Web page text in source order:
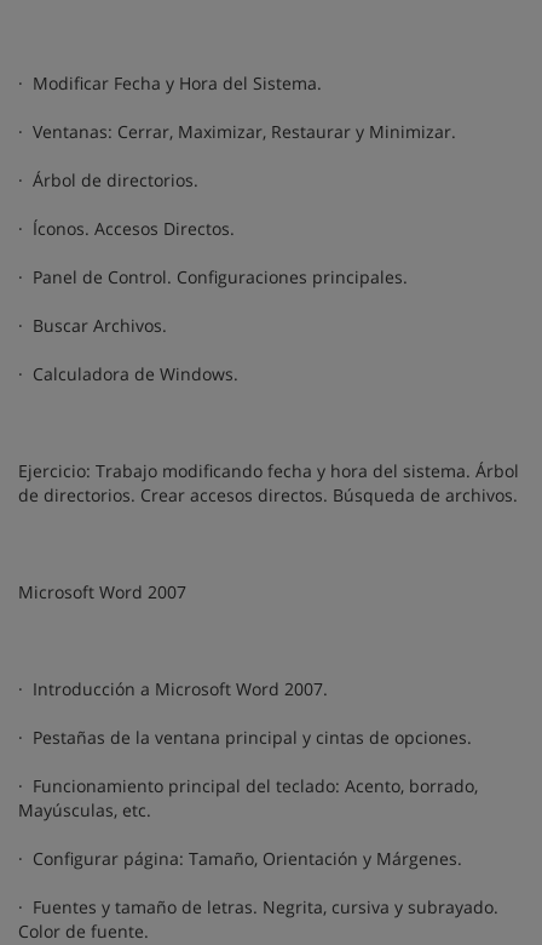
· Modificar Fecha y Hora del Sistema.
· Ventanas: Cerrar, Maximizar, Restaurar y Minimizar.
· Árbol de directorios.
· Íconos. Accesos Directos.
· Panel de Control. Configuraciones principales.
· Buscar Archivos.
· Calculadora de Windows.
Ejercicio: Trabajo modificando fecha y hora del sistema. Árbol
de directorios. Crear accesos directos. Búsqueda de archivos.
Microsoft Word 2007
· Introducción a Microsoft Word 2007.
· Pestañas de la ventana principal y cintas de opciones.
· Funcionamiento principal del teclado: Acento, borrado,
Mayúsculas, etc.
· Configurar página: Tamaño, Orientación y Márgenes.
· Fuentes y tamaño de letras. Negrita, cursiva y subrayado.
Color de fuente.